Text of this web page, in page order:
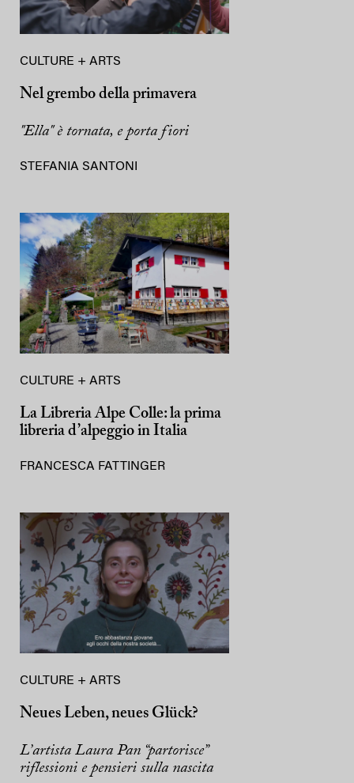
CULTURE + ARTS
Nel grembo della primavera
"Ella" è tornata, e porta fiori
STEFANIA SANTONI
CULTURE + ARTS
La Libreria Alpe Colle: la prima
libreria d’alpeggio in Italia
FRANCESCA FATTINGER
CULTURE + ARTS
Neues Leben, neues Glück?
L’artista Laura Pan “partorisce”
riflessioni e pensieri sulla nascita